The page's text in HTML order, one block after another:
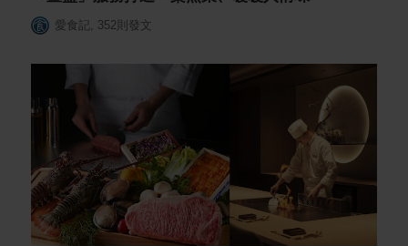
愛食記 352 則發文